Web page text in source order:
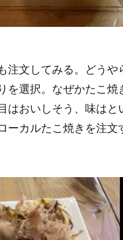
注文してみる。どう
を選択。なぜかたこ
はおいしそう、味は
ーカルたこ焼きを注